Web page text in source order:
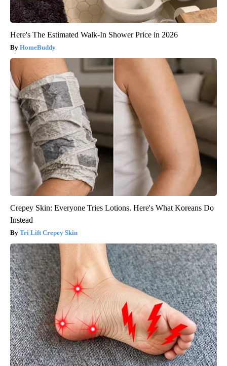
Here's The Estimated Walk-In Shower Price in 2026
HomeBuddy
Crepey Skin: Everyone Tries Lotions. Here's What Koreans Do
Instead
Tri Lift Crepey Skin